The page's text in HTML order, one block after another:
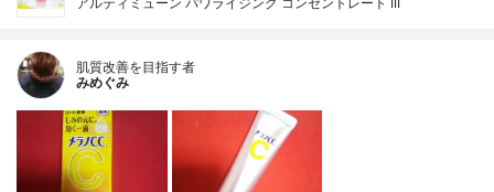
肌質改善を目指す者
みめぐみ